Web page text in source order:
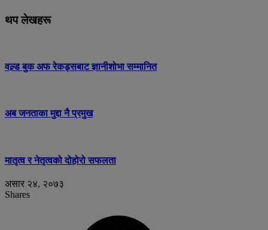
थप लेखहरू
वल्र्ड बुक अफ रेकड्र्सबाट ज्ञानीशोभा सम्मानित
अब जनताका मुद्दा नै प्रमुख
मातृत्व र नेतृत्वको दोहोरो सफलता
असार २४, २०७३
Shares